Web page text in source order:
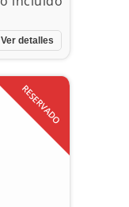
Ver detalles
RESERVADO